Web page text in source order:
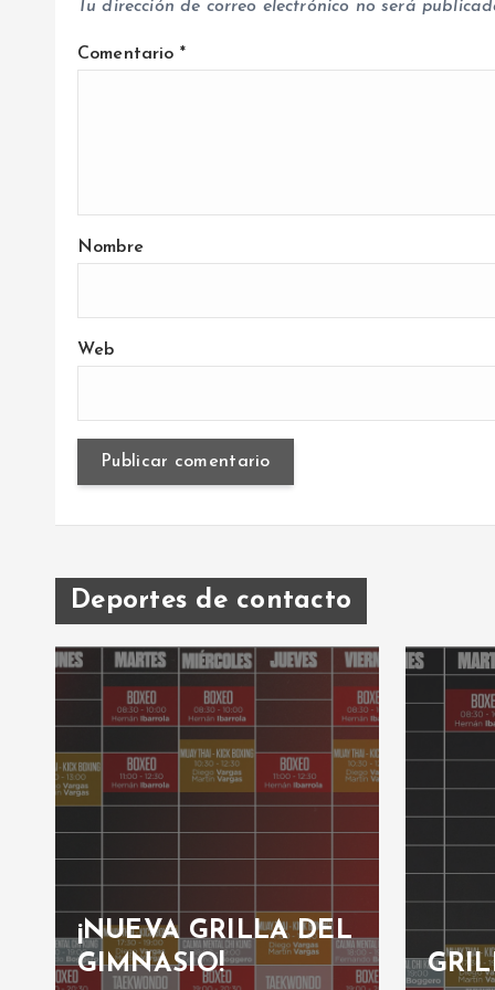
d
a
Tu dirección de correo electrónico no será
Comentario *
Nombre
Web
Deportes de contacto
¡NUEVA GRILLA DEL
GIMNASIO!